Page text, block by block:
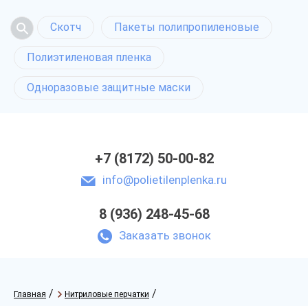
Скотч Пакеты полипропиленовые
Полиэтиленовая пленка
Одноразовые защитные маски
+7 (8172) 50-00-82
info@polietilenplenka.ru
8 (936) 248-45-68
Заказать звонок
Главная / Нитриловые перчатки /